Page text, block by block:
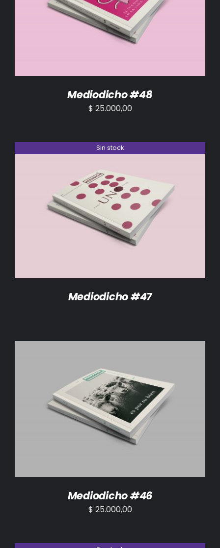
AÑADIR AL CARRITO / DETALLES
Mediodicho #48
$ 25.000,00
Sin stock
DETALLES
Mediodicho #47
AÑADIR AL CARRITO DETALLES
Mediodicho #46
$ 25.000,00